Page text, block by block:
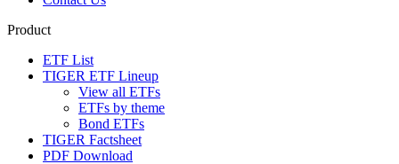
Product
ETF List
TIGER ETF Lineup
View all ETFs
ETFs by theme
Bond ETFs
TIGER Factsheet
PDF Download